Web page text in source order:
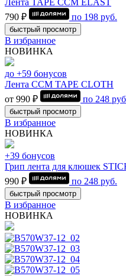
Лента TAPE CCM ELAST
790 ₽
по 198 руб.
быстрый просмотр
В избранное
НОВИНКА
до +59 бонусов
Лента CCM TAPE CLOTH
от 990 ₽
по 248
быстрый просмотр
В избранное
НОВИНКА
+39 бонусов
Грип лента для клюшек
990 ₽
по 248 руб.
быстрый просмотр
В избранное
НОВИНКА